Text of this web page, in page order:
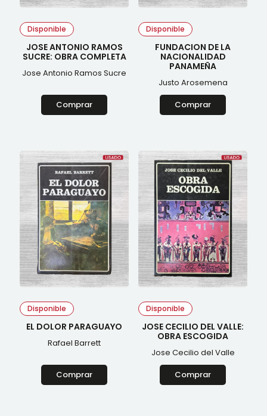
Comunismo
Crónica Literaria
Cuadros
Deportes
Derecho
Diccionarios
Economía
Empresa
Enciclopedia
Estrategia
Estudios de género
Etnografía
Facsimilar
Feminismo
Filosofía
Física
Fotografía
Fotografìa
Gastronomía
Geografía del Perú
Historia del Perú
Historia Universal
Joyerías
Juegos
Lingüística
Literatura peruana
Mapas
Marxismo
Disponible
JOSE ANTONIO RAMOS
SUCRE: OBRA COMPLETA
Jose Antonio Ramos Sucre
Comprar
Disponible
FUNDACION DE LA
NACIONALIDAD
PANAMEÑA
Justo Arosemena
Comprar
Disponible
EL DOLOR PARAGUAYO
Rafael Barrett
Comprar
Disponible
JOSE CECILIO DEL VALLE:
OBRA ESCOGIDA
Jose Cecilio del Valle
Comprar